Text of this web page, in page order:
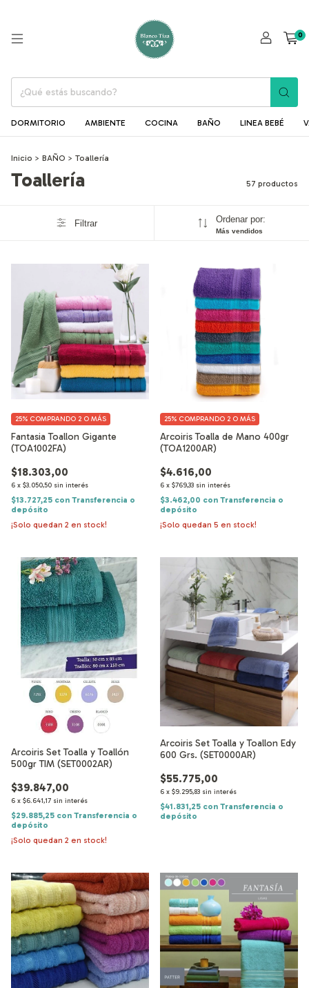
0
DORMITORIO AMBIENTE COCINA BAÑO LINEA BEBÉ
Inicio > BAÑO > Toallería
Toallería 57 productos
Filtrar Ordenar por:
Más vendidos
Fantasia Toallon Gigante
(TOA1002FA)
$18.303,00
6 x $3.050,50 sin interés
25% COMPRANDO 2 O MÁS
$13.727,25 con Transferencia o
depósito
¡Solo quedan 2 en stock!
Arcoiris Toalla de Mano 400gr
(TOA1200AR)
$4.616,00
6 x $769,33 sin interés
25% COMPRANDO 2 O MÁS
$3.462,00 con Transferencia o
depósito
¡Solo quedan 5 en stock!
Arcoiris Set Toalla y Toallón
500gr TIM (SET0002AR)
$39.847,00
6 x $6.641,17 sin interés
$29.885,25 con Transferencia o
depósito
¡Solo quedan 2 en stock!
Arcoiris Set Toalla y Toallon Edy
600 Grs. (SET0000AR)
$55.775,00
6 x $9.295,83 sin interés
$41.831,25 con Transferencia o
depósito